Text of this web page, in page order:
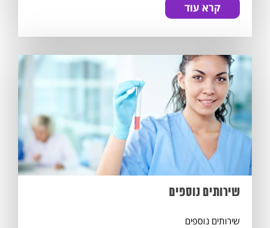
קרא עוד
שירותים נוספים
שירותים נוספים